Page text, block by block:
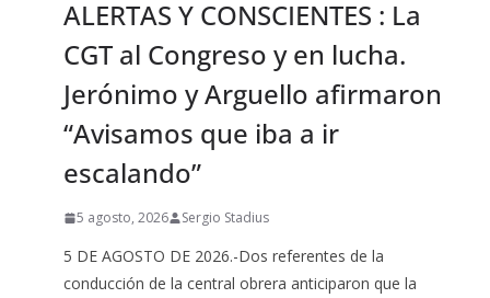
ALERTAS Y CONSCIENTES : La
CGT al Congreso y en lucha.
Jerónimo y Arguello afirmaron
“Avisamos que iba a ir
escalando”
5 agosto, 2026 Sergio Stadius
5 DE AGOSTO DE 2026.-Dos referentes de la
conducción de la central obrera anticiparon que la